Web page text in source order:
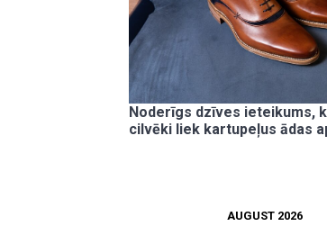
Noderīgs dzīves ieteikums,
cilvēki liek kartupeļus ādas
AUGUST 2026